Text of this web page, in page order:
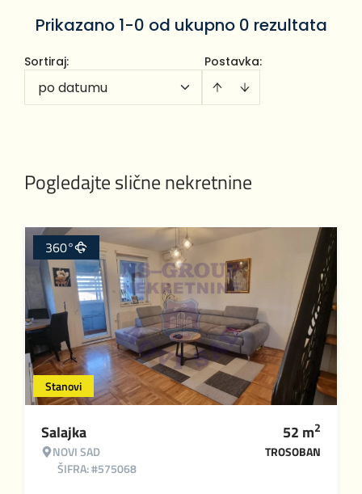
Prikazano 1-0 od ukupno 0 rezultata
Postavka:
Sortiraj:
po datumu
Pogledajte slične nekretnine
Stanovi
360°
Salajka
NOVI SAD
ŠIFRA: #575068
52 m2
TROSOBAN